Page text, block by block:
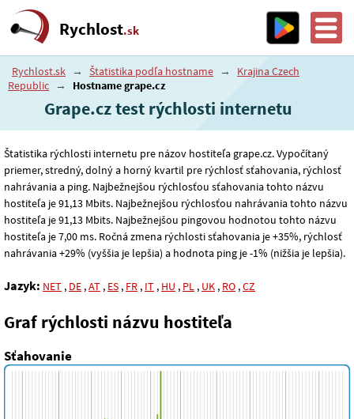
Rychlost.sk
Rychlost.sk → Štatistika podľa hostname →
Krajina Czech
Republic → Hostname grape.cz
Grape.cz test rýchlosti internetu
Štatistika rýchlosti internetu pre názov hostiteľa grape.cz. Vypočítaný
priemer, stredný, dolný a horný kvartil pre rýchlosť sťahovania, rýchlosť
nahrávania a ping. Najbežnejšou rýchlosťou sťahovania tohto názvu
hostiteľa je 91,13 Mbits. Najbežnejšou rýchlosťou nahrávania tohto názvu
hostiteľa je 91,13 Mbits. Najbežnejšou pingovou hodnotou tohto názvu
hostiteľa je 7,00 ms. Ročná zmena rýchlosti sťahovania je +35%, rýchlosť
nahrávania +29% (vyššia je lepšia) a hodnota ping je -1% (nižšia je lepšia).
Jazyk: NET , DE ,AT , ES , FR , IT , HU , PL , UK , RO ,CZ
Graf rýchlosti názvu hostiteľa
Sťahovanie